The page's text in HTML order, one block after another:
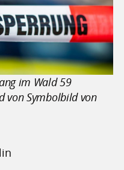
im Wald 59
von Symbolbild von